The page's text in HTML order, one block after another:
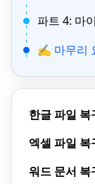
파트 4: 마
✍ 마무리
한글 파일 복
엑셀 파일 복
워드 문서 복